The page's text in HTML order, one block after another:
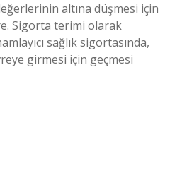
altına düşmesi için
Sigorta terimi olarak
sağlık sigortasında,
girmesi için geçmesi